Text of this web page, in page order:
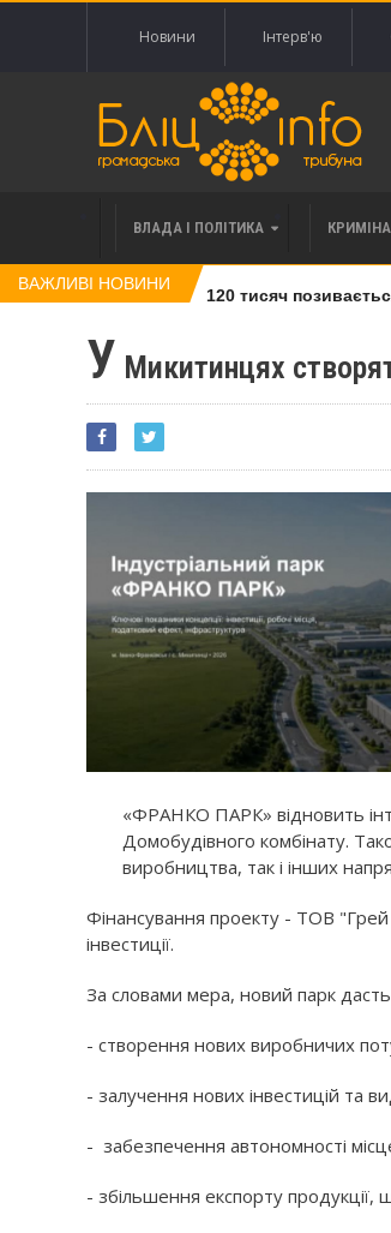
Новини Інтерв'ю
ВЛАДА І ПОЛІТИКА
ВАЖЛИВІ НОВИНИ
права вимоги за 120 тисяч позивається
У Микитинцях
«ФРАНКО ПАРК» відновить
Домобудівного комбінату.
виробництва, так і інших
Фінансування проекту - ТОВ "Грей
інвестиції.
За словами мера, новий парк дасть
- створення нових виробничих
- залучення нових інвестицій та
- забезпечення автономності
- збільшення експорту продукції,